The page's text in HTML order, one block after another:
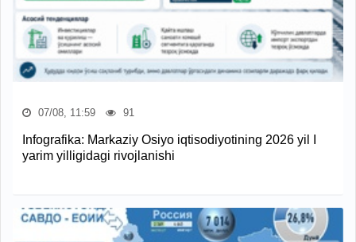
07/08, 11:59 91
Infografika: Markaziy Osiyo iqtisodiyotining 2026 yil I
yarim yilligidagi rivojlanishi